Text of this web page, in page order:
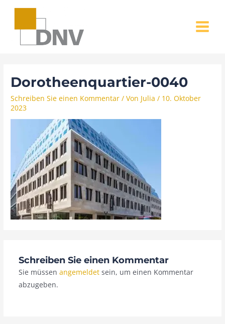
Zum
springen
MENU
Dorotheenquartier-0040
Schreiben Sie einen Kommentar / Von Julia/ 10. Oktober
2023
Schreiben Sie einen Kommentar
Sie müssen angemeldetsein, um einen Kommentar
abzugeben.